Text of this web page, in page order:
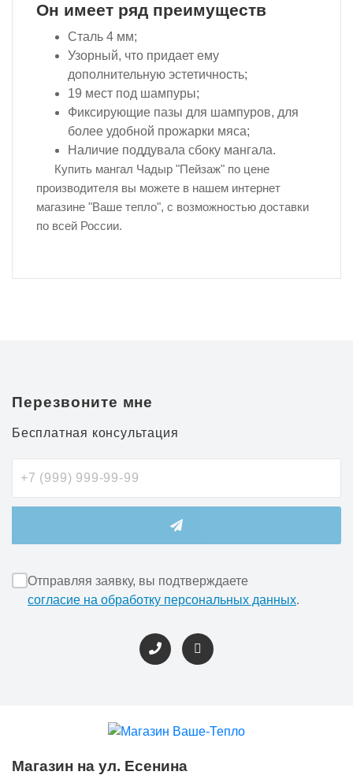
Он имеет ряд преимуществ
Сталь 4 мм;
Узорный, что придает ему
дополнительную эстетичность;
19 мест под шампуры;
Фиксирующие пазы для шампуров, для
более удобной прожарки мяса;
Наличие поддувала сбоку мангала.
Купить мангал Чадыр "Пейзаж" по цене
производителя вы можете в нашем интернет
магазине "Ваше тепло", с возможностью доставки
по всей России.
Перезвоните мне
Бесплатная консультация
Отправляя заявку, вы подтверждаете
согласие на обработку персональных данных.
Магазин на ул. Есенина